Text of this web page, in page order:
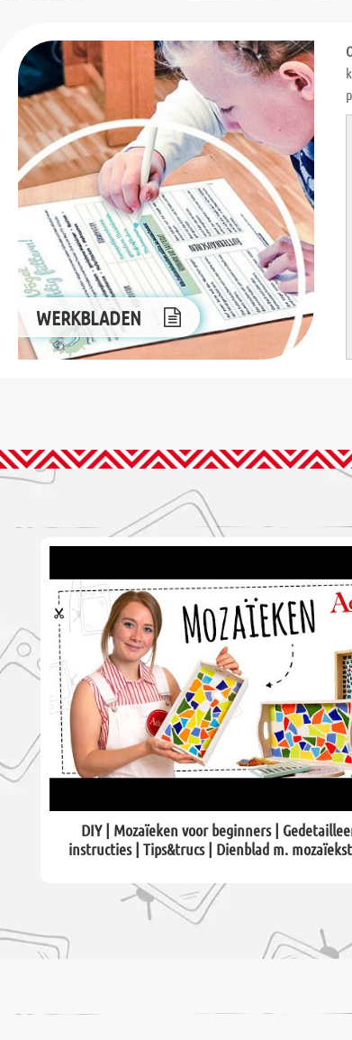
WERKBLADEN
DIY | Mozaïeken voor beginners |
instructies | Tips&trucs | Dienblad m.